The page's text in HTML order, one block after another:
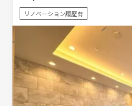
リノベーション履歴有